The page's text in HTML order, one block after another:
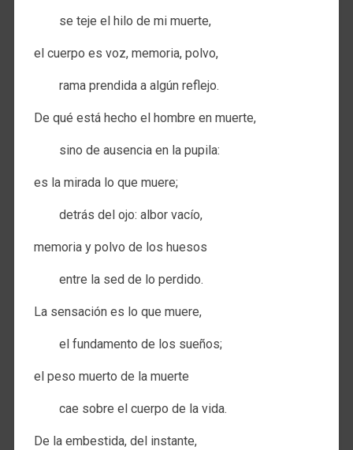
se teje el hilo de mi muerte,
el cuerpo es voz, memoria, polvo,
rama prendida a algún reflejo.
De qué está hecho el hombre en muerte,
sino de ausencia en la pupila:
es la mirada lo que muere;
detrás del ojo: albor vacío,
memoria y polvo de los huesos
entre la sed de lo perdido.
La sensación es lo que muere,
el fundamento de los sueños;
el peso muerto de la muerte
cae sobre el cuerpo de la vida.
De la embestida, del instante,